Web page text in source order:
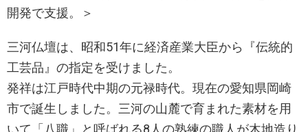
開発で支援。＞
三河仏壇は、昭和51年に経済産業大臣から『伝統的
工芸品』の指定を受けました。
発祥は江戸時代中期の元禄時代。現在の愛知県岡崎
市で誕生しました。三河の山麓で育まれた素材を用
いて「八職」と呼ばれる8人の熟練の職人が木地造り